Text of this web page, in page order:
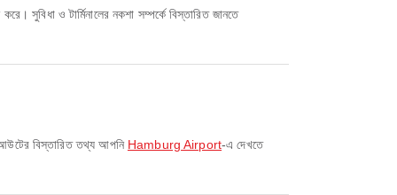
সুবিধা ও টার্মিনালের নকশা সম্পর্কে বিস্তারিত জানতে
বিস্তারিত তথ্য আপনি Hamburg Airport-এ দেখতে